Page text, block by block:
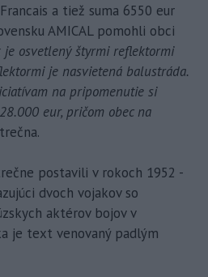
a tiež suma 6550 eur
AMICAL pomohli obci
je osvetlený štyrmi reflektormi
je nasvietená balustráda.
na pripomenutie si
eur, pričom obec na
postavili v rokoch 1952 -
dvoch vojakov so
aktérov bojov v
je text venovaný padlým